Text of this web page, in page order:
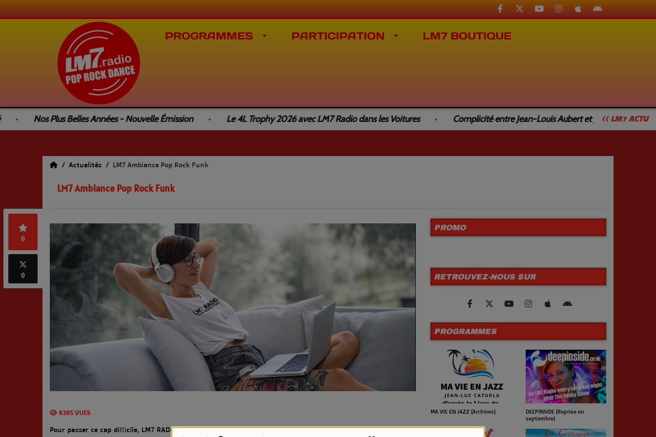
PROGRAMMES PARTICIPATION LM7 BOUTIQUE
<< LM7 ACTU
Nos Plus Belles Années - Nouvelle Émission Le 4L Trophy 2026 avec LM7 Radio dans les Voitures Complicité entre Jean-Louis Aubert et Jean-Luc Caturla
Actualités LM7 Ambiance Pop Rock Funk
LM7 Ambiance Pop Rock Funk
0
0
8385 VUES
Pour passer ce cap difficile, LM7 RADIO prend tout son sens en vous accompagnant 24h/24 avec sa playlist Pop
PROMO
RETROUVEZ-NOUS SUR
PROGRAMMES
MA VIE EN JAZZ (Archives)
DEEPINSIDE (Reprise en
septembre)